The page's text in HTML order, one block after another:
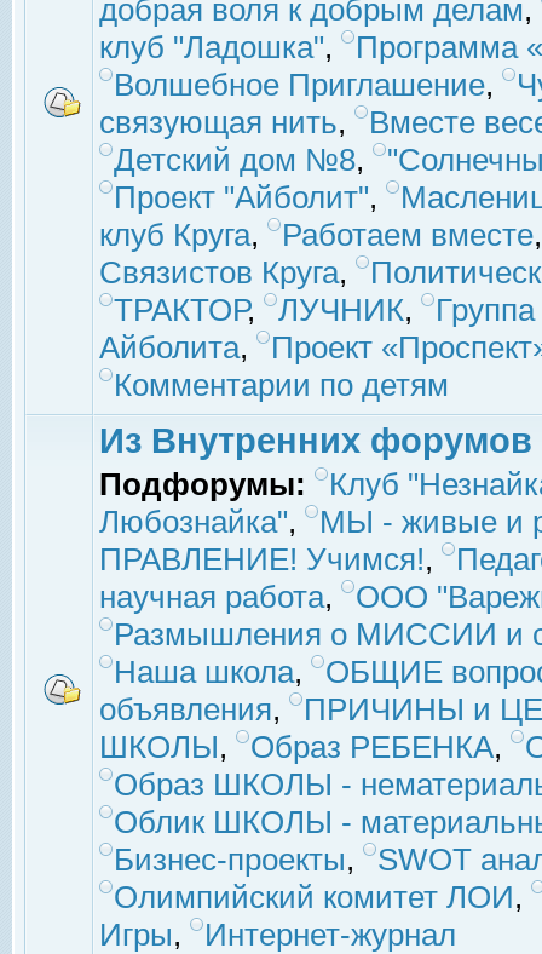
добрая воля к добрым делам,
клуб "Ладошка",
Программа
Волшебное Приглашение,
связующая нить,
Вместе
Детский дом №8,
Проект "Айболит",
клуб Круга, Работаем вместе
Связистов Круга,
ТРАКТОР, ЛУЧНИК,
Айболита,
Проект
Комментарии по детям
Из Внутренних форумов
Подфорумы:
Клуб
Любознайка",
МЫ - живые и
ПРАВЛЕНИЕ! Учимся!,
научная работа,
ООО
Размышления о МИССИИ и
Наша школа,
ОБЩИЕ
объявления,
ПРИЧИНЫ и
ШКОЛЫ, Образ РЕБЕНКА,
Образ ШКОЛЫ -
Облик ШКОЛЫ -
Бизнес-проекты,
SWOT
Олимпийский комитет ЛОИ,
Игры, Интернет-журнал